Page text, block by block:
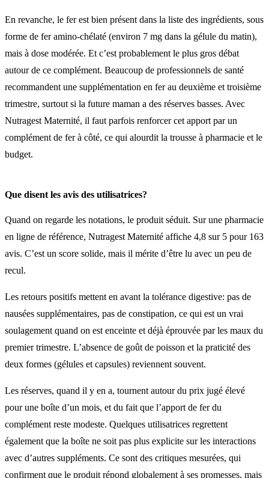
En revanche, le fer est bien présent dans la liste des ingrédients, sous
forme de fer amino-chélaté (environ 7 mg dans la gélule du matin),
mais à dose modérée. Et c’est probablement le plus gros débat
autour de ce complément. Beaucoup de professionnels de santé
recommandent une supplémentation en fer au deuxième et troisième
trimestre, surtout si la future maman a des réserves basses. Avec
Nutragest Maternité, il faut parfois renforcer cet apport par un
complément de fer à côté, ce qui alourdit la trousse à pharmacie et le
budget.
Que disent les avis des utilisatrices?
Quand on regarde les notations, le produit séduit. Sur une pharmacie
en ligne de référence, Nutragest Maternité affiche 4,8 sur 5 pour 163
avis. C’est un score solide, mais il mérite d’être lu avec un peu de
recul.
Les retours positifs mettent en avant la tolérance digestive: pas de
nausées supplémentaires, pas de constipation, ce qui est un vrai
soulagement quand on est enceinte et déjà éprouvée par les maux du
premier trimestre. L’absence de goût de poisson et la praticité des
deux formes (gélules et capsules) reviennent souvent.
Les réserves, quand il y en a, tournent autour du prix jugé élevé
pour une boîte d’un mois, et du fait que l’apport de fer du
complément reste modeste. Quelques utilisatrices regrettent
également que la boîte ne soit pas plus explicite sur les interactions
avec d’autres suppléments. Ce sont des critiques mesurées, qui
confirment que le produit répond globalement à ses promesses, mais